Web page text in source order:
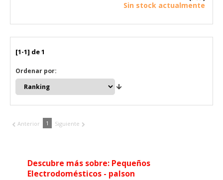
Sin stock actualmente
[1-1] de 1
Ordenar por:
Anterior 1 Siguiente
Descubre más sobre: Pequeños
Electrodomésticos - palson
CONFIGURACIÓN DE COOKIES